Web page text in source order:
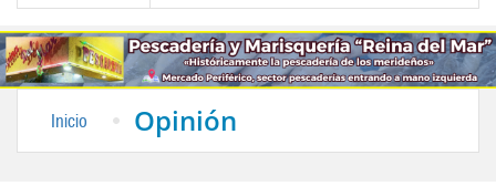
Inicio Opinión